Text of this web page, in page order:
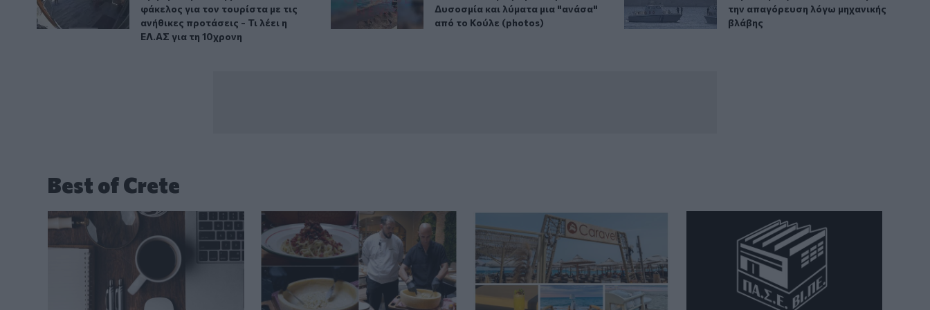
φάκελος για τον τουρίστα με τις
ανήθικες προτάσεις - Τι λέει η
ΕΛ.ΑΣ για τη 10χρονη
Δυσοσμία και λύματα μια "ανάσα"
από το Κούλε (photos)
την απαγόρευση λόγω μηχανικής
βλάβης
Best of Crete